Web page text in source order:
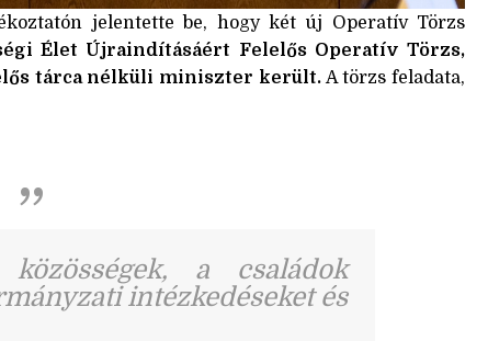
jelentette be, hogy két új Operatív Törzs
Élet Újraindításáért Felelős Operatív Törzs,
tárca nélküli miniszter került.A törzs feladata,
a családok
intézkedéseket és